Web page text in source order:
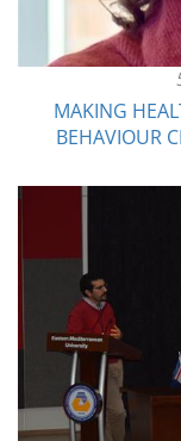
MAKING
BEHAVIOUR